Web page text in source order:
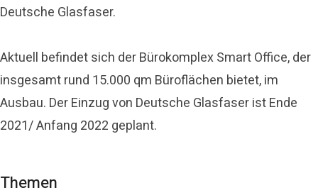
Deutsche Glasfaser.
Aktuell befindet sich der Bürokomplex Smart Office, der
insgesamt rund 15.000 qm Büroflächen bietet, im
Ausbau. Der Einzug von Deutsche Glasfaser ist Ende
2021/ Anfang 2022 geplant.
Themen